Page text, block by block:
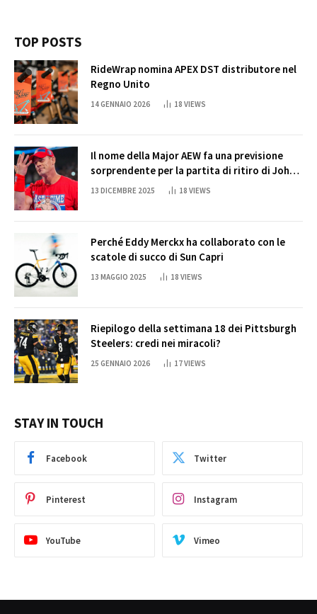
TOP POSTS
RideWrap nomina APEX DST distributore nel
Regno Unito
14 GENNAIO 2026 18 VIEWS
Il nome della Major AEW fa una previsione
sorprendente per la partita di ritiro di John
Cena
13 DICEMBRE 2025 18 VIEWS
Perché Eddy Merckx ha collaborato con le
scatole di succo di Sun Capri
13 MAGGIO 2025 18 VIEWS
Riepilogo della settimana 18 dei Pittsburgh
Steelers: credi nei miracoli?
25 GENNAIO 2026 17VIEWS
STAY IN TOUCH
Facebook Twitter
Pinterest Instagram
YouTube Vimeo